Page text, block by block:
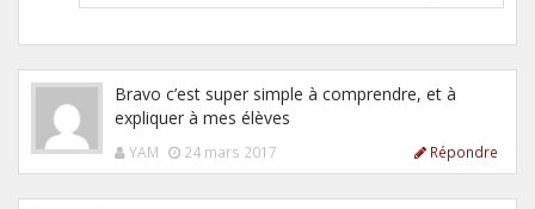
Bravo c’est super simple à comprendre, et à
expliquer à mes élèves
YAM 24 mars 2017 Répondre